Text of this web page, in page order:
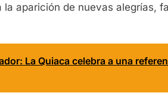
aparición de nuevas alegrías,
La Quiaca celebra a una